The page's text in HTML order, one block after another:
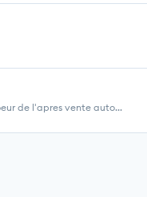
de l'apres vente auto...